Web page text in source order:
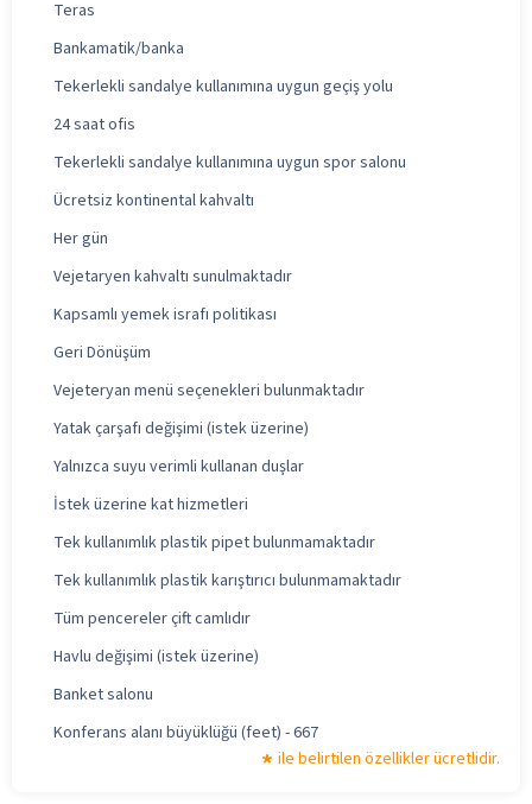
Teras
Bankamatik/banka
Tekerlekli sandalye kullanımına uygun geçiş yolu
24 saat ofis
Tekerlekli sandalye kullanımına uygun spor salonu
Ücretsiz kontinental kahvaltı
Her gün
Vejetaryen kahvaltı sunulmaktadır
Kapsamlı yemek israfı politikası
Geri Dönüşüm
Vejeteryan menü seçenekleri bulunmaktadır
Yatak çarşafı değişimi (istek üzerine)
Yalnızca suyu verimli kullanan duşlar
İstek üzerine kat hizmetleri
Tek kullanımlık plastik pipet bulunmamaktadır
Tek kullanımlık plastik karıştırıcı bulunmamaktadır
Tüm pencereler çift camlıdır
Havlu değişimi (istek üzerine)
Banket salonu
Konferans alanı büyüklüğü (feet) - 667
ile belirtilen özellikler ücretlidir.